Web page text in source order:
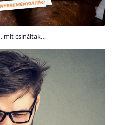
mit csináltak…